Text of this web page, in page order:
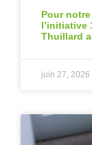
Pour
l’initiative
Thuillard
juin 27, 2026